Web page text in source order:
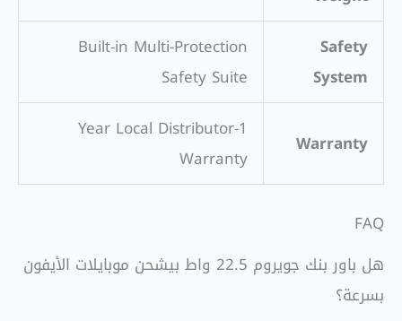
Safety
System
Built-in Multi-Protection
Safety Suite
Warranty
1-Year Local Distributor
Warranty
FAQ
هل باور بنك جويروم 22.5 واط بيشحن موبايلات الأيفون
بسرعة؟